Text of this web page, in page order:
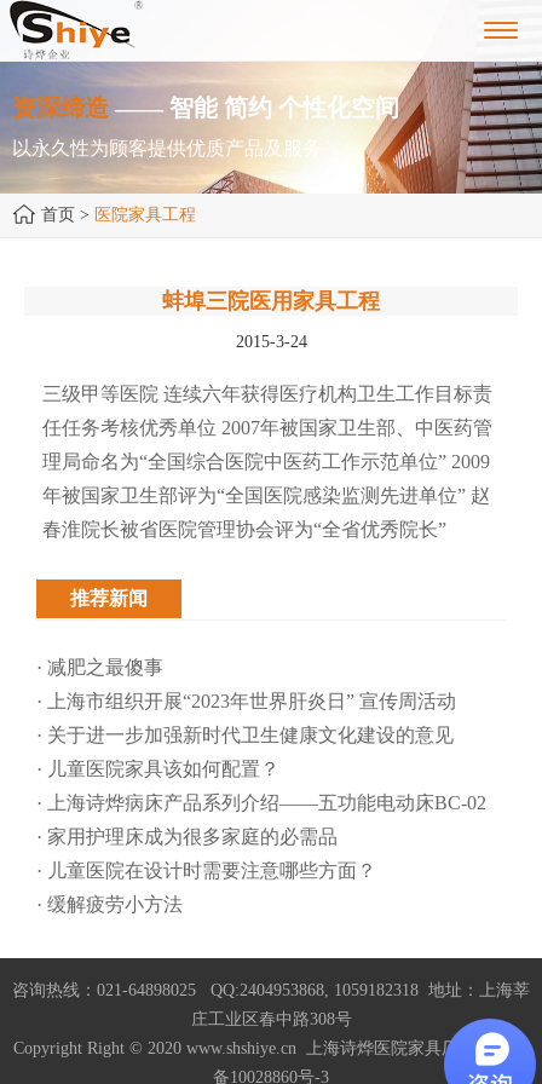
资深缔造 —— 智能 简约 个性化空间
以永久性为顾客提供优质产品及服务
首页 > 医院家具工程
蚌埠三院医用家具工程
2015-3-24
三级甲等医院 连续六年获得医疗机构卫生工作目标责
任任务考核优秀单位 2007年被国家卫生部、中医药管
理局命名为“全国综合医院中医药工作示范单位” 2009
年被国家卫生部评为“全国医院感染监测先进单位” 赵
春淮院长被省医院管理协会评为“全省优秀院长”
推荐新闻
· 减肥之最傻事
· 上海市组织开展“2023年世界肝炎日” 宣传周活动
· 关于进一步加强新时代卫生健康文化建设的意见
· 儿童医院家具该如何配置？
· 上海诗烨病床产品系列介绍——五功能电动床BC-02
· 家用护理床成为很多家庭的必需品
· 儿童医院在设计时需要注意哪些方面？
· 缓解疲劳小方法
咨询热线：021-64898025 QQ:2404953868, 1059182318 地址：上海莘
庄工业区春中路308号
Copyright Right © 2020 www.shshiye.cn 上海诗烨医院家具厂家沪ICP
备10028860号-3